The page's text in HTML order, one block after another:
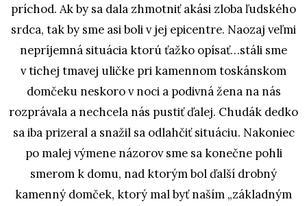
príchod. Ak by sa dala zhmotniť akási zloba ľudského
srdca, tak by sme asi boli v jej epicentre. Naozaj veľmi
nepríjemná situácia ktorú ťažko opísať…stáli sme
v tichej tmavej uličke pri kamennom toskánskom
domčeku neskoro v noci a podivná žena na nás
rozprávala a nechcela nás pustiť ďalej. Chudák dedko
sa iba prizeral a snažil sa odlahčiť situáciu. Nakoniec
po malej výmene názorov sme sa konečne pohli
smerom k domu, nad ktorým bol ďalší drobný
kamenný domček, ktorý mal byť naším „základným